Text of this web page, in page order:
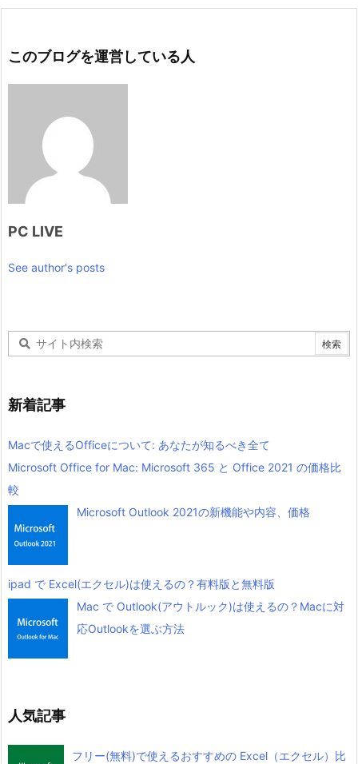
このブログを運営している人
PC LIVE
See author's posts
新着記事
Macで使えるOfficeについて: あなたが知るべき全て
Microsoft Office for Mac: Microsoft 365 と Office 2021 の価格比
較
Microsoft Outlook 2021の新機能や内容、価格
ipad で Excel(エクセル)は使えるの？有料版と無料版
Mac で Outlook(アウトルック)は使えるの？Macに対
応Outlookを選ぶ方法
人気記事
フリー(無料)で使えるおすすめの Excel（エクセル）比